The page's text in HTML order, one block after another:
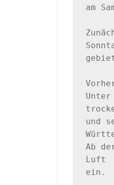
am
und
Ab
Luft
ein.